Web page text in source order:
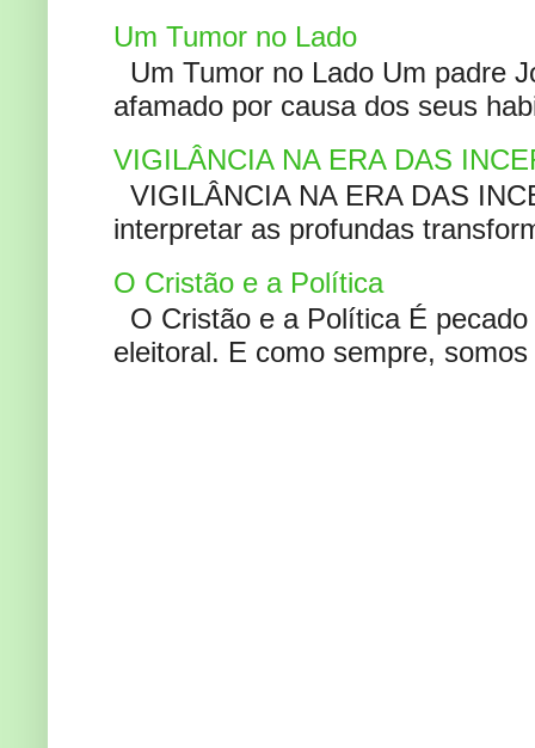
Um Tumor no Lado
Um Tumor no Lado Um padre
afamado por causa dos seus
VIGILÂNCIA NA ERA DAS
VIGILÂNCIA NA ERA DAS
interpretar as profundas
O Cristão e a Política
O Cristão e a Política É
eleitoral. E como sempre,